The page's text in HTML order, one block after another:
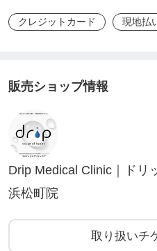
クレジットカード 現地払
販売ショップ情報
Drip Medical Clinic｜ドリ
浜松町院
取り扱いチ